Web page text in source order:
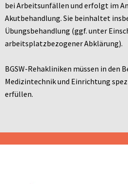
bei Arbeitsunfällen und erfolgt im
Akutbehandlung. Sie beinhaltet
Übungsbehandlung (ggf. unter
arbeitsplatzbezogener Abklärung).
BGSW-Rehakliniken müssen in den
Medizintechnik und Einrichtung
erfüllen.